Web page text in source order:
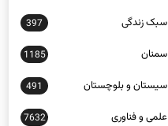
سبک زندگی 397
سمنان 1185
سیستان و بلوچستان 491
علمی و فناوری 7632